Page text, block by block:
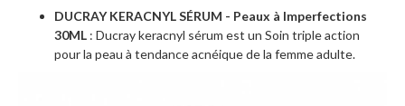
DUCRAY KERACNYL SÉRUM - Peaux à Imperfections
30ML : Ducray keracnyl sérum est un Soin triple action
pour la peau à tendance acnéique de la femme adulte.